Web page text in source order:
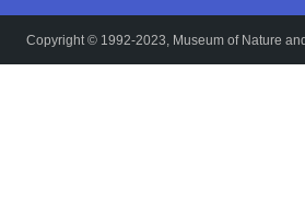
Copyright © 1992-2023, Museum of Nature